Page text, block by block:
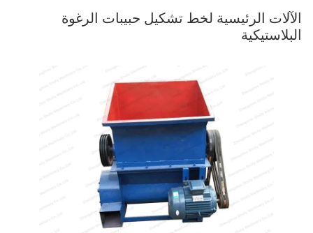
الآلات الرئيسية لخط تشكيل حبيبات الرغوة
البلاستيكية